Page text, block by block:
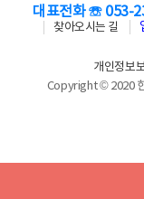
대표전화 ☏ 053-
찾아오시는 길
개인정보
Copyright © 2020